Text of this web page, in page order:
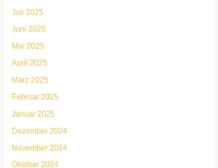
Juli 2025
Juni 2025
Mai 2025
April 2025
März 2025
Februar 2025
Januar 2025
Dezember 2024
November 2024
Oktober 2024